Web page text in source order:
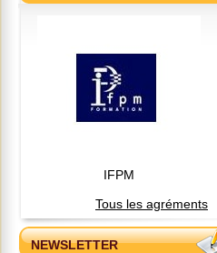
IFPM
Tous les agréments
NEWSLETTER